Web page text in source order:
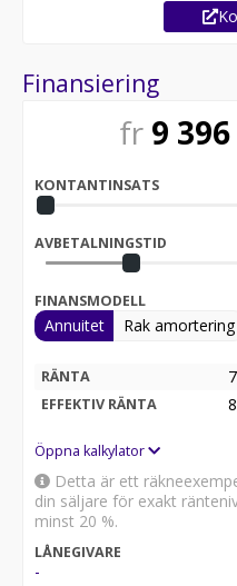
Finansiering
fr 9 396
KONTANTINSATS
AVBETALNINGSTID
FINANSMODELL
Annuitet Rak amortering
RÄNTA
EFFEKTIV RÄNTA
Öppna kalkylator
Detta är ett
din säljare för exakt
minst 20 %.
LÅNEGIVARE
-